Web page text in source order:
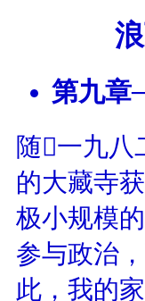
第九章
随一九八
的大藏寺
极小规模
参与政治
此，我的